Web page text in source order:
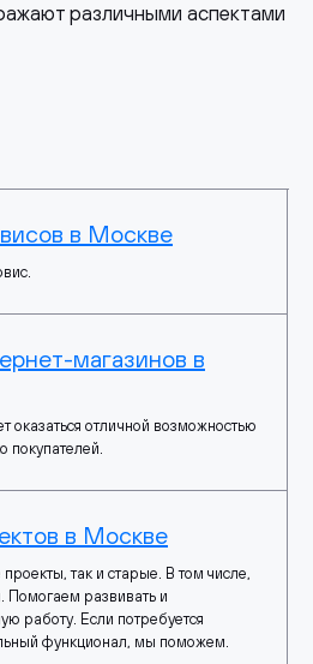
различными аспектами
в Москве
магазинов в
оказаться отличной возможностью
покупателей.
в Москве
так и старые. В том числе,
Помогаем развивать и
работу. Если потребуется
функционал, мы поможем.